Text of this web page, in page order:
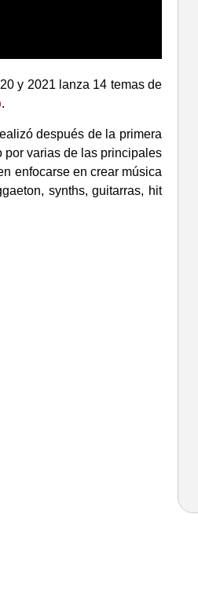
y 2021 lanza 14 temas de
.
después de la primera
por varias de las principales
enfocarse en crear música
synths, guitarras, hit